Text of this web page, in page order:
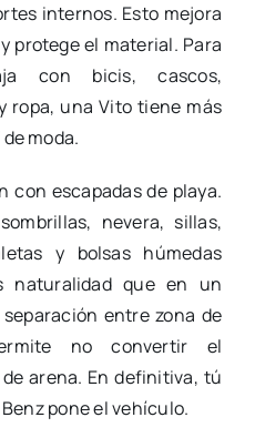
internos. Esto mejora
protege el material. Para
con bicis, cascos,
ropa, una Vito tiene más
moda.
con escapadas de playa.
nevera, sillas,
y bolsas húmedas
naturalidad que en un
entre zona de
no convertir el
arena. En definitiva, tú
pone el vehículo.